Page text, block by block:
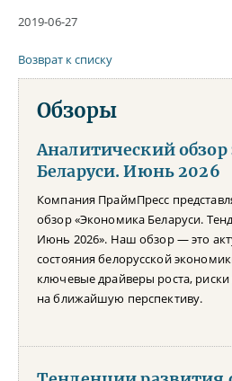
2019-06-27
Возврат к списку
Обзоры
Аналитический
Беларуси. Июнь 2026
Компания ПраймПресс
обзор «Экономика Беларуси.
Июнь 2026». Наш обзор — это
состояния белорусской
ключевые драйверы роста,
на ближайшую перспективу.